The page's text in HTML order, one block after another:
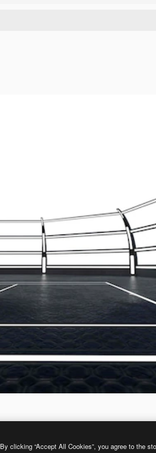
By clicking “Accept All Cookies”, you agree to the